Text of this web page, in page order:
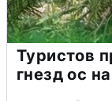
Туристов
гнезд ос